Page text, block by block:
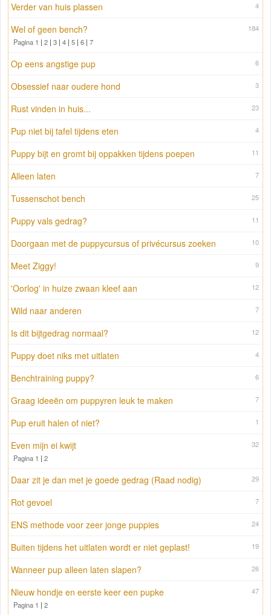
4
Verder van huis plassen
184
Wel of geen bench?
Pagina 1 | 2 | 3 | 4 | 5 | 6 | 7
6
Op eens angstige pup
3
Obsessief naar oudere hond
23
Rust vinden in huis...
4
Pup niet bij tafel tijdens eten
11
Puppy bijt en gromt bij oppakken tijdens poepen
7
Alleen laten
25
Tussenschot bench
11
Puppy vals gedrag?
10
Doorgaan met de puppycursus of privécursus zoeken
9
Meet Ziggy!
12
'Oorlog' in huize zwaan kleef aan
7
Wild naar anderen
12
Is dit bijtgedrag normaal?
4
Puppy doet niks met uitlaten
6
Benchtraining puppy?
7
Graag ideeën om puppyren leuk te maken
1
Pup eruit halen of niet?
32
Even mijn ei kwijt
Pagina 1 | 2
29
Daar zit je dan met je goede gedrag (Raad nodig)
7
Rot gevoel
24
ENS methode voor zeer jonge puppies
19
Buiten tijdens het uitlaten wordt er niet geplast!
26
Wanneer pup alleen laten slapen?
47
Nieuw hondje en eerste keer een pupke
Pagina 1 | 2